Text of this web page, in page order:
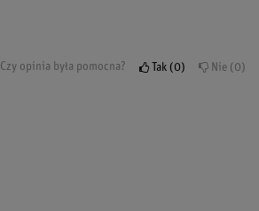
Czy opinia była pomocna? Tak 0 Nie 0